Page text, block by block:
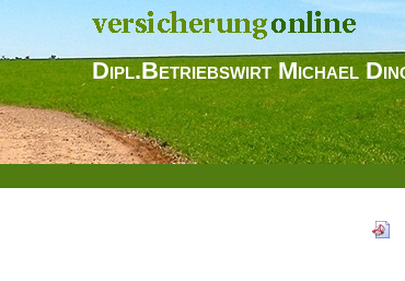
Dipl.Betriebswirt Michael